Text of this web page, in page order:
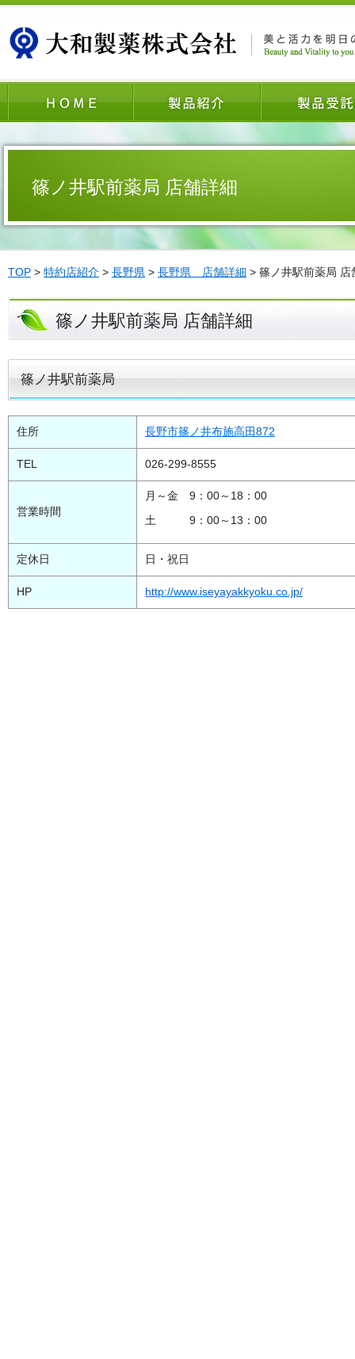
篠ノ井駅前薬局 店舗詳細
TOP > 特約店紹介 > 長野県 > 長野県 店舗詳細 > 篠ノ井駅前薬局 店
篠ノ井駅前薬局 店舗詳細
篠ノ井駅前薬局
住所 長野市篠ノ井布施高田872
TEL 026-299-8555
営業時間
月～金 9：00～18：00
土 9：00～13：00
定休日 日・祝日
HP http://www.iseyayakkyoku.co.jp/